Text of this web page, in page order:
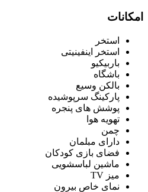
امکانات
استخر
استخر اینفینیتی
باربیکیو
باشگاه
بالکن وسیع
پارکینگ سرپوشیده
پوشش های پنجره
تهویه هوا
چمن
دارای مبلمان
فضای بازی کودکان
ماشین لباسشویی
میز TV
نمای خاص بیرون